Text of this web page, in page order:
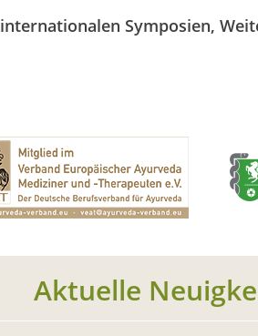
Symposien,
Aktuelle